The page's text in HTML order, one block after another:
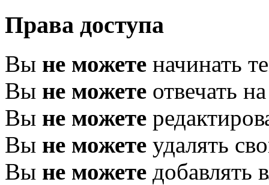
Права доступа
Вы не можете начинать
Вы не можете отвечать
Вы не можете
Вы не можете удалять
Вы не можете добавлять